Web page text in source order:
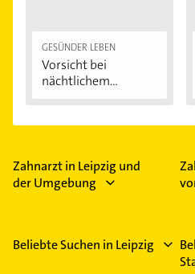
GESÜNDER LEBEN
Vorsicht bei
nächtlichem
Zahnarzt in Leipzig und
der Umgebung
Beliebte Suchen in Leipzig